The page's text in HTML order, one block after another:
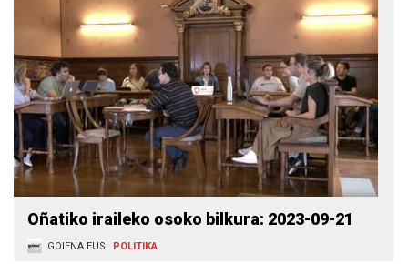
Oñatiko iraileko osoko bilkura: 2023-09-21
GOIENA.EUS POLITIKA